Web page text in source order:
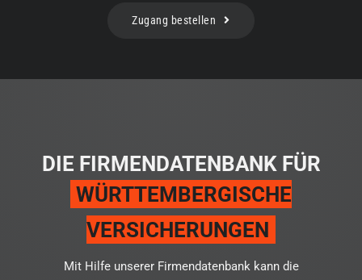
Zugang bestellen
DIE FIRMENDATENBANK FÜR
WÜRTTEMBERGISCHE
VERSICHERUNGEN
Mit Hilfe unserer Firmendatenbank kann die